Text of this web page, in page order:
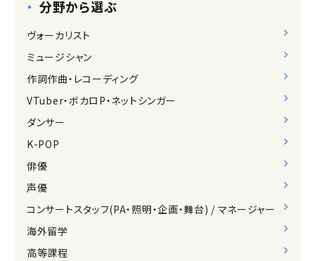
分野から選ぶ
ヴォーカリスト
ミュージシャン
作詞作曲・レコーディング
VTuber・ボカロP・ネットシンガー
ダンサー
K-POP
俳優
声優
コンサートスタッフ(PA・照明・企画・舞台) / マネージャー
海外留学
高等課程